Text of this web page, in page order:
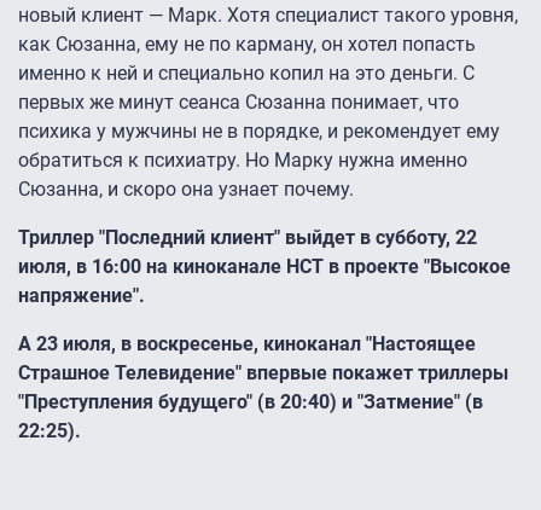
новый клиент — Марк. Хотя специалист такого уровня,
как Сюзанна, ему не по карману, он хотел попасть
именно к ней и специально копил на это деньги. С
первых же минут сеанса Сюзанна понимает, что
психика у мужчины не в порядке, и рекомендует ему
обратиться к психиатру. Но Марку нужна именно
Сюзанна, и скоро она узнает почему.
Триллер "Последний клиент" выйдет в субботу, 22
июля, в 16:00 на киноканале НСТ в проекте "Высокое
напряжение".
А 23 июля, в воскресенье, киноканал "Настоящее
Страшное Телевидение" впервые покажет триллеры
"Преступления будущего" (в 20:40) и "Затмение" (в
22:25).